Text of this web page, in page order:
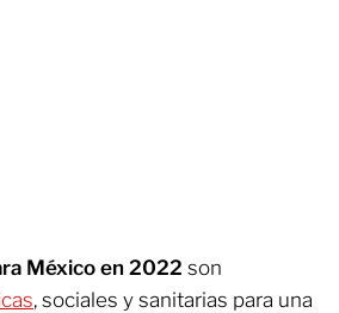
México en 2022 son
, sociales y sanitarias para una